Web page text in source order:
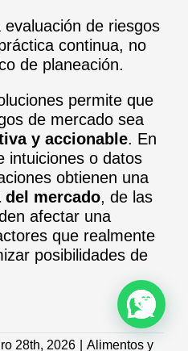
de riesgos
continua, no
de planeación.
permite que
de mercado sea
y accionable. En
intuiciones o datos
obtienen una
mercado, de las
afectar una
que realmente
posibilidades de
28th, 2026 Alimentos y